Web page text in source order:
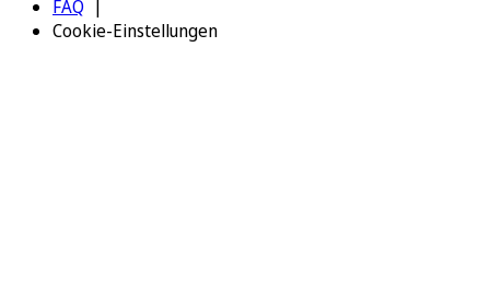
FAQ
Cookie-Einstellungen